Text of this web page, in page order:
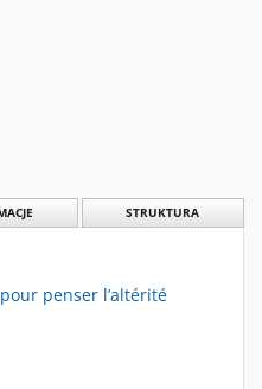
STRUKTURA
penser l’altérité